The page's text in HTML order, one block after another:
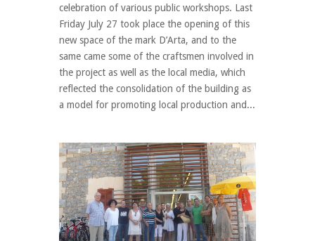
celebration of various public workshops. Last
Friday July 27 took place the opening of this
new space of the mark D’Arta, and to the
same came some of the craftsmen involved in
the project as well as the local media, which
reflected the consolidation of the building as
a model for promoting local production and...